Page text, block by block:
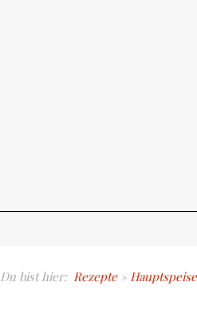
Du bist hier: Rezepte»